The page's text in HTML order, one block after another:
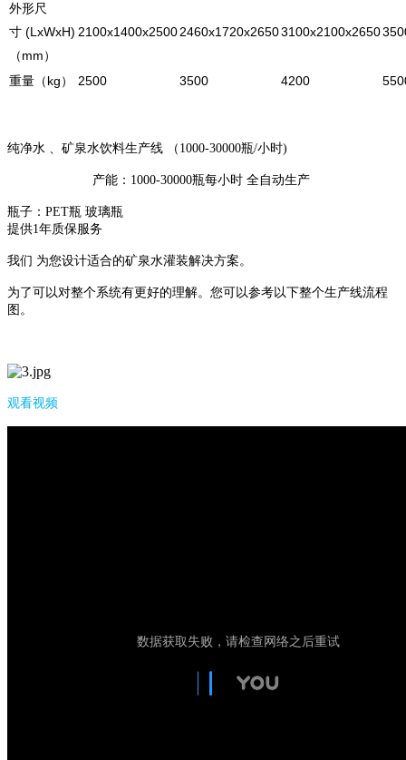
外形尺
寸 (LxWxH)
（mm）
2100x1400x25002460x1720x26503100x2100x2650
重量（kg） 2500 3500 4200
纯净水 、矿泉水饮料生产线 （1000-30000瓶/小时)
产能：1000-30000瓶每小时 全自动生产
瓶子：PET瓶 玻璃瓶
提供1年质保服务
我们 为您设计适合的矿泉水灌装解决方案。
为了可以对整个系统有更好的理解。您可以参考以下整个生产线流程
图。
观看视频